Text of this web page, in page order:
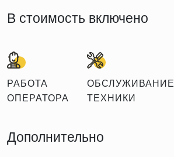
В стоимость включено
РАБОТА
ОПЕРАТОРА
ОБСЛУЖИВАНИЕ
ТЕХНИКИ
Дополнительно